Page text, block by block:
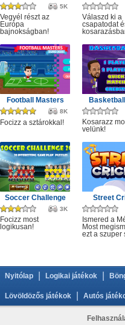
5K
Vegyél részt az
Európa
bajnokságban!
Válaszd ki a
csapatodat
Football Masters
8K
Focizz a sztárokkal!
Kosarazz
velünk!
Soccer Challenge
3K
Focizz most
logikusan!
Street
Ismered a
Most
ezt a szuper
Nyitólap Logikai játékok
Lövöldözős játékok Autós